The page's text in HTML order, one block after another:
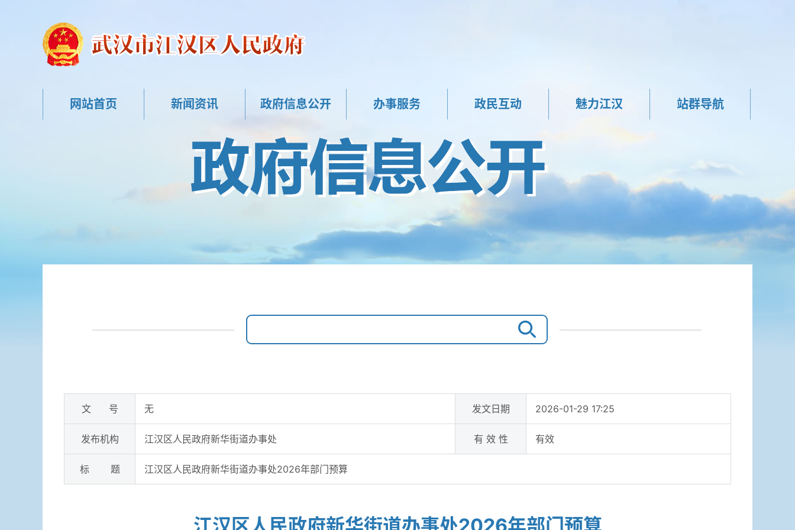
网站首页 新闻资讯 政府信息公开 办事服务 政民互动 魅力江汉 站群导航
文 号 无 发文日期 2026-01-29 17:25
发布机构 江汉区人民政府新华街道办事处 有 效 性 有效
标 题 江汉区人民政府新华街道办事处2026年部门预算